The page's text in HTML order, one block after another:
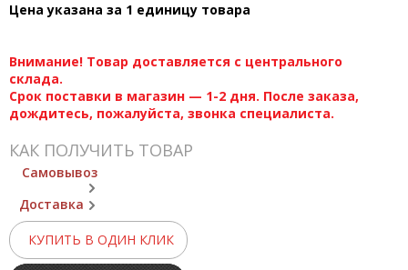
Цена указана за 1 единицу товара
Внимание! Товар доставляется с центрального
склада.
Срок поставки в магазин — 1-2 дня. После заказа,
дождитесь, пожалуйста, звонка специалиста.
КАК ПОЛУЧИТЬ ТОВАР
Самовывоз
Доставка
КУПИТЬ В ОДИН КЛИК